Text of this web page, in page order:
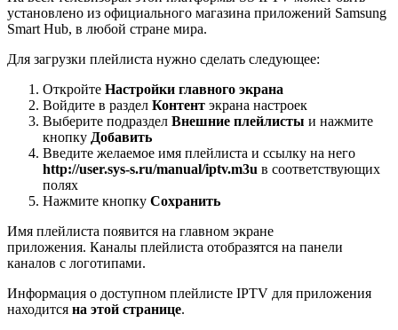
установлено из официального магазина приложений Samsung
Smart Hub, в любой стране мира.
Для загрузки плейлиста нужно сделать следующее:
Откройте Настройки главного экрана
Войдите в раздел Контент экрана настроек
Выберите подраздел Внешние плейлисты и нажмите
кнопку Добавить
Введите желаемое имя плейлиста и ссылку на него
http://user.sys-s.ru/manual/iptv.m3u в соответствующих
полях
Нажмите кнопку Сохранить
Имя плейлиста появится на главном экране
приложения. Каналы плейлиста отобразятся на панели
каналов с логотипами.
Информация о доступном плейлисте IPTV для приложения
находится на этой странице.